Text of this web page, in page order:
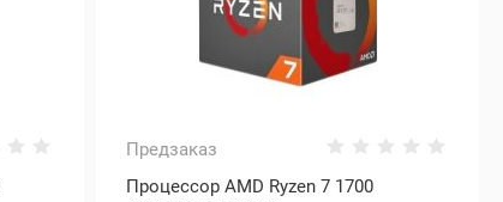
Предзаказ
Процессор AMD Ryzen 7 1700